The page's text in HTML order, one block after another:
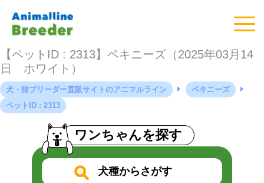
【ペットID : 2313】ペキニーズ（2025年03月14
日 ホワイト）
犬・猫ブリーダー直販サイトのアニマルライン
ペキニーズ
ペットID : 2313
ワンちゃんを探す
犬種からさがす